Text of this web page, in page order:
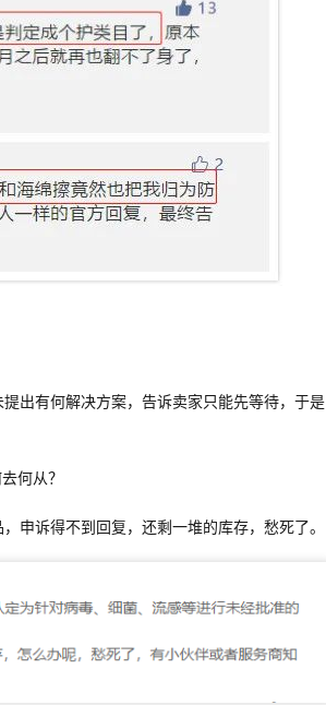
出有何解决方案，告诉卖家只能先等待，于是
何从？
申诉得不到回复，还剩一堆的库存，愁死了。